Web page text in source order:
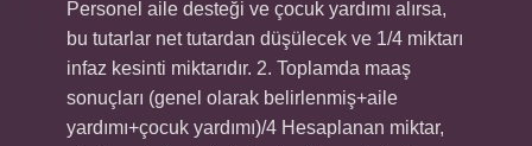
Personel aile desteği ve çocuk yardımı alırsa,
bu tutarlar net tutardan düşülecek ve 1/4 miktarı
infaz kesinti miktarıdır. 2. Toplamda maaş
sonuçları (genel olarak belirlenmiş+aile
yardımı+çocuk yardımı)/4 Hesaplanan miktar,